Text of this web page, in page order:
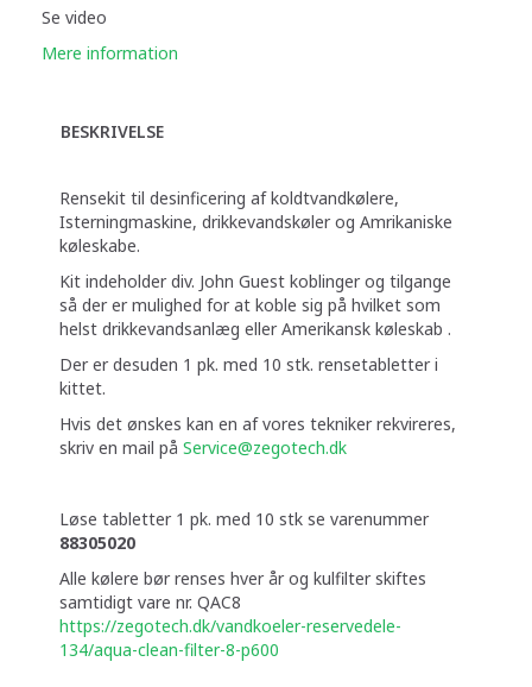
Se video
Mere information
BESKRIVELSE
Rensekit til desinficering af koldtvandkølere,
Isterningmaskine, drikkevandskøler og Amrikaniske
køleskabe.
Kit indeholder div. John Guest koblinger og tilgange
så der er mulighed for at koble sig på hvilket som
helst drikkevandsanlæg eller Amerikansk køleskab .
Der er desuden 1 pk. med 10 stk. rensetabletter i
kittet.
Hvis det ønskes kan en af vores tekniker rekvireres,
skriv en mail på Service@zegotech.dk
Løse tabletter 1 pk. med 10 stk se varenummer
88305020
Alle kølere bør renses hver år og kulfilter skiftes
samtidigt vare nr. QAC8
https://zegotech.dk/vandkoeler-reservedele-
134/aqua-clean-filter-8-p600